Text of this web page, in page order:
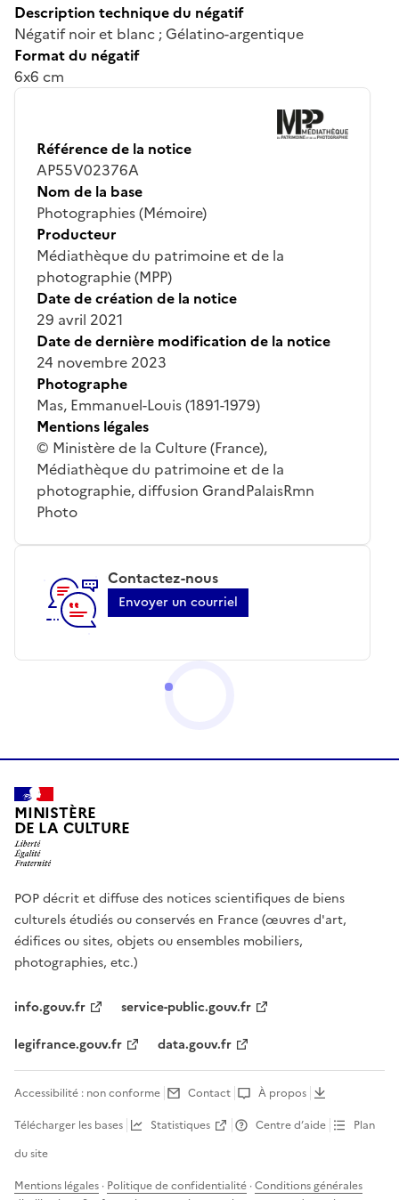
Description technique du négatif
Négatif noir et blanc ; Gélatino-argentique
Format du négatif
6x6 cm
Référence de la notice
AP55V02376A
Nom de la base
Photographies (Mémoire)
Producteur
Médiathèque du patrimoine et de la
photographie (MPP)
Date de création de la notice
29 avril 2021
Date de dernière modification de la notice
24 novembre 2023
Photographe
Mas, Emmanuel-Louis (1891-1979)
Mentions légales
© Ministère de la Culture (France),
Médiathèque du patrimoine et de la
photographie, diffusion GrandPalaisRmn
Photo
Contactez-nous
Envoyer un courriel
MINISTÈRE
DE LA CULTURE
POP décrit et diffuse des notices scientifiques de biens
culturels étudiés ou conservés en France (œuvres d'art,
édifices ou sites, objets ou ensembles mobiliers,
photographies, etc.)
info.gouv.fr
service-public.gouv.fr
legifrance.gouv.fr
data.gouv.fr
Accessibilité : non conforme Contact
À propos
Télécharger les bases
Statistiques Centre d’aide
Plan
du site
Mentions légales · Politique de confidentialité ·Conditions générales